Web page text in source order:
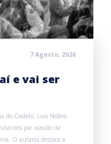
7 Agosto, 2026
e vai ser
do Castelo, Luís Nobre,
por ocasião da
O autarca destaca a